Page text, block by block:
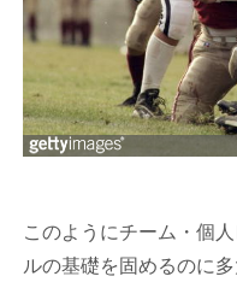
このようにチーム・個
ルの基礎を固めるのに